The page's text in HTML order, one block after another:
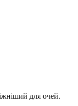
для очей.